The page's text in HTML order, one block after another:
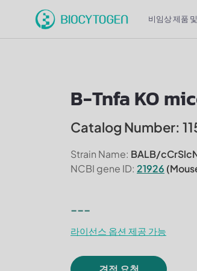
비임상 제품
B-Tnfa KO
Catalog Number:
Strain Name: BALB/
NCBI gene ID: 21926
---
라이선스 옵션 제공 가능